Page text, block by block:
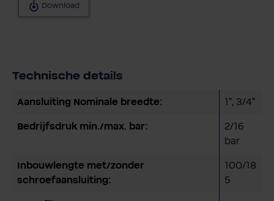
Download
Technische details
Aansluiting Nominale breedte: 1", 3/4"
Bedrijfsdruk min./max. bar:
2/16
bar
Inbouwlengte met/zonder
schroefaansluiting:
100/18
5